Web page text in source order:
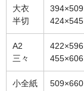
額装参考作品
大衣
半切
394×509
424×545
A2
三々
422×596
455×606
小全紙 509×660